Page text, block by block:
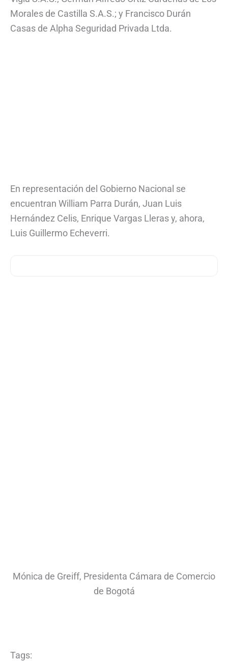
Morales de Castilla S.A.S.; y Francisco Durán
Casas de Alpha Seguridad Privada Ltda.
En representación del Gobierno Nacional se
encuentran William Parra Durán, Juan Luis
Hernández Celis, Enrique Vargas Lleras y, ahora,
Luis Guillermo Echeverri.
Mónica de Greiff, Presidenta Cámara de Comercio
de Bogotá
Tags: